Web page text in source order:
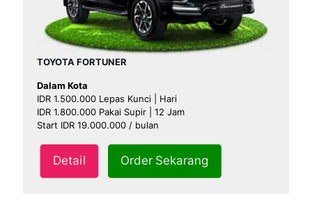
TOYOTA FORTUNER
Dalam Kota
IDR 1.500.000 Lepas Kunci | Hari
IDR 1.800.000 Pakai Supir | 12 Jam
Start IDR 19.000.000 / bulan
Detail Order Sekarang